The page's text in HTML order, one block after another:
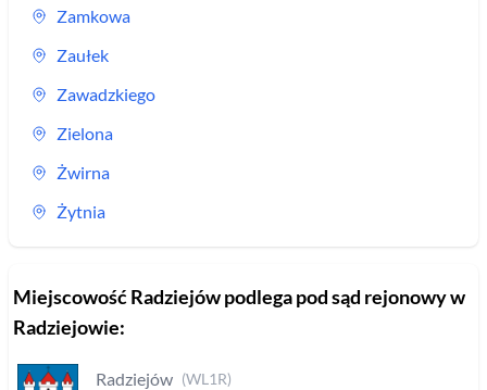
Zamkowa
Zaułek
Zawadzkiego
Zielona
Żwirna
Żytnia
MiejscowośćRadziejówpodlega pod sąd rejonowyw
Radziejowie:
Radziejów (WL1R)